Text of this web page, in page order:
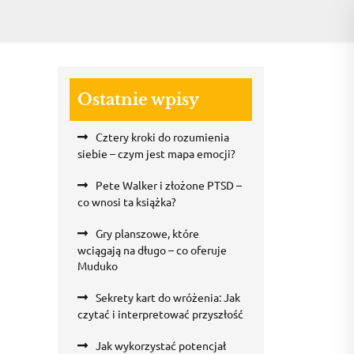
Ostatnie wpisy
Cztery kroki do rozumienia
siebie – czym jest mapa emocji?
Pete Walker i złożone PTSD –
co wnosi ta książka?
Gry planszowe, które
wciągają na długo – co oferuje
Muduko
Sekrety kart do wróżenia: Jak
czytać i interpretować przyszłość
Jak wykorzystać potencjał